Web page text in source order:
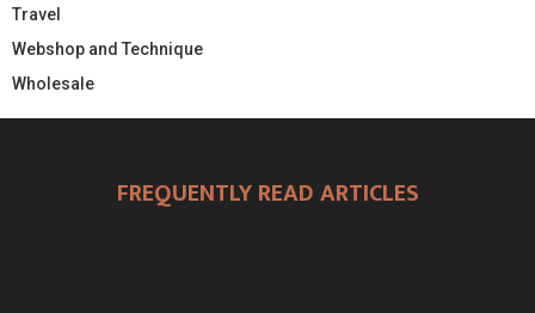
Travel
Webshop and Technique
Wholesale
FREQUENTLY READ ARTICLES